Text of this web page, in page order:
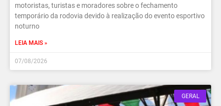
motoristas, turistas e moradores sobre o fechamento
temporário da rodovia devido à realização do evento esportivo
noturno
LEIA MAIS »
07/08/2026
GERAL